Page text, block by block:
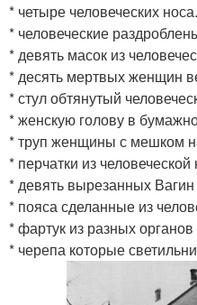
* четыре человеческих носа.
* человеческие
* девять масок из
* десять мертвых женщин
* стул обтянутый
* женскую голову в
* труп женщины с мешком
* перчатки из человеческой
* девять вырезанных
* пояса сделанные из
* фартук из разных органов
* черепа которые